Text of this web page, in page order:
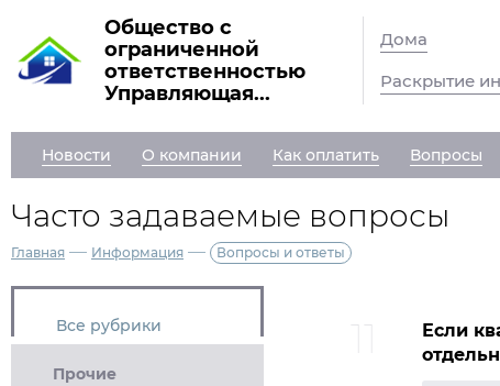
Общество с
ограниченной
ответственностью
Управляющая...
Дома
Раскрытие
Новости О компании Как оплатить Вопросы
Часто задаваемые вопросы
Главная — Информация — Вопросы и ответы
Все рубрики
Прочие
Если